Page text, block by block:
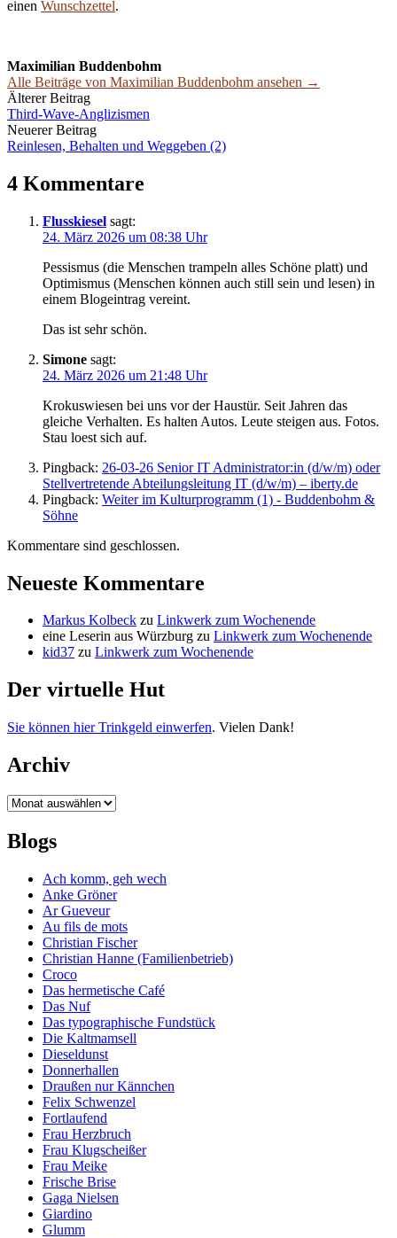
einen Wunschzettel.
Maximilian Buddenbohm
Alle Beiträge von Maximilian Buddenbohm ansehen →
Beitrags-
Navigation
Älterer Beitrag
Third-Wave-Anglizismen
Neuerer Beitrag
Reinlesen, Behalten und Weggeben (2)
4 Kommentare
Flusskiesel sagt:
24. März 2026 um 08:38 Uhr
Pessismus (die Menschen trampeln alles Schöne platt) und
Optimismus (Menschen können auch still sein und lesen) in
einem Blogeintrag vereint.
Das ist sehr schön.
Simone sagt:
24. März 2026 um 21:48 Uhr
Krokuswiesen bei uns vor der Haustür. Seit Jahren das
gleiche Verhalten. Es halten Autos. Leute steigen aus. Fotos.
Stau loest sich auf.
Pingback: 26-03-26 Senior IT Administrator:in (d/w/m) oder
Stellvertretende Abteilungsleitung IT (d/w/m) – iberty.de
Pingback: Weiter im Kulturprogramm (1) - Buddenbohm &
Söhne
Kommentare sind geschlossen.
Neueste Kommentare
Markus Kolbeck zu Linkwerk zum Wochenende
eine Leserin aus Würzburg zu Linkwerk zum Wochenende
kid37 zu Linkwerk zum Wochenende
Der virtuelle Hut
Sie können hier Trinkgeld einwerfen. Vielen Dank!
Archiv
Archiv
Blogs
Ach komm, geh wech
Anke Gröner
Ar Gueveur
Au fils de mots
Christian Fischer
Christian Hanne (Familienbetrieb)
Croco
Das hermetische Café
Das Nuf
Das typographische Fundstück
Die Kaltmamsell
Dieseldunst
Donnerhallen
Draußen nur Kännchen
Felix Schwenzel
Fortlaufend
Frau Herzbruch
Frau Klugscheißer
Frau Meike
Frische Brise
Gaga Nielsen
Giardino
Glumm